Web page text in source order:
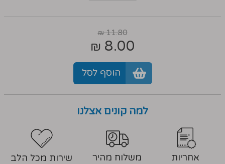
11.80
₪
8.00
₪
הוסף לסל
למה קונים אצלנו
אחריות משלוח מהיר שירות מכל הלב